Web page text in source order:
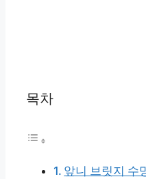
목차
앞니 브릿지 수